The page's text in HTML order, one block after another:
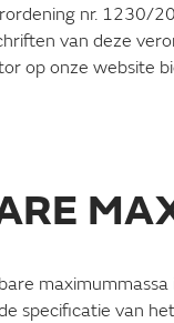
nr. 1230/
van deze
op onze website
specificatie van